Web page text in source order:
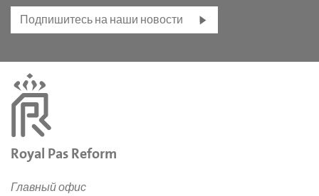
Подпишитесь на наши новости
Royal Pas Reform
Главный офис